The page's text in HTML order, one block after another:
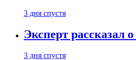
3 дня спустя
Эксперт рассказал
3 дня спустя